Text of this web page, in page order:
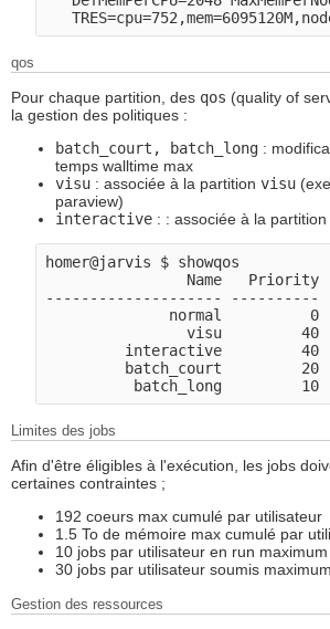
qos
Pour chaque partition, des qos (quality of
la gestion des politiques :
batch_court, batch_long :
temps walltime max
visu : associée à la partition visu
paraview)
interactive : : associée à la partition
homer@jarvis $ showqos
Name   Priority
--------------------
              normal          0
visu         40
interactive         40
batch_court         20
Limites des jobs
Afin d'être éligibles à l'exécution, les jobs
certaines contraintes ;
192 coeurs max cumulé par utilisateur
1.5 To de mémoire max cumulé par
10 jobs par utilisateur en run maximum
30 jobs par utilisateur soumis maximum
Gestion des ressources